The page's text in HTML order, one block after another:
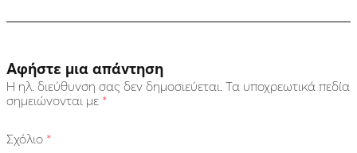
Αφήστε μια απάντηση
Η ηλ. διεύθυνση σας δεν δημοσιεύεται. Τα υποχρεωτικά πεδία
σημειώνονται με *
Σχόλιο *